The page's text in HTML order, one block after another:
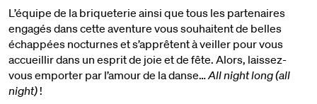
L’équipe de la briqueterie ainsi que tous les partenaires
engagés dans cette aventure vous souhaitent de belles
échappées nocturnes et s’apprêtent à veiller pour vous
accueillir dans un esprit de joie et de fête. Alors, laissez-
vous emporter par l’amour de la danse…All night long (all
night)!